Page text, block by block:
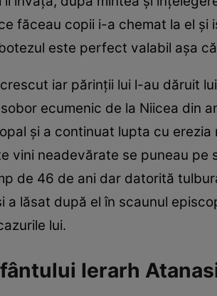
făceau copii i-a chemat la el
este perfect valabil așa
iar părinții lui l-au dăruit
ecumenic de la Niicea din
și a continuat lupta cu
vini neadevărate se puneau
de 46 de ani dar datorită
a lăsat după el în scaunul
lui.
Ierarh